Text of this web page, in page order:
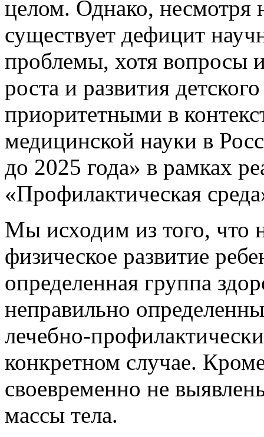
целом. Однако, несмотря
существует дефицит
проблемы, хотя вопросы
роста и развития
приоритетными в
медицинской науки в
до 2025 года» в рамках
«Профилактическая
Мы исходим из того, что
физическое развитие
определенная группа
неправильно
лечебно-
конкретном случае.
своевременно не
массы тела.